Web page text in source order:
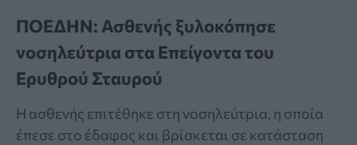
ΠΟΕΔΗΝ: Ασθενής ξυλοκόπησε
νοσηλεύτρια στα Επείγοντα του
Ερυθρού Σταυρού
Η ασθενής επιτέθηκε στη νοσηλεύτρια, η οποία
έπεσε στο έδαφος και βρίσκεται σε κατάσταση